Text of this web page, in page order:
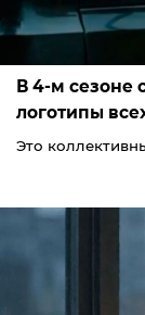
В 4-м сезоне
логотипы
Это